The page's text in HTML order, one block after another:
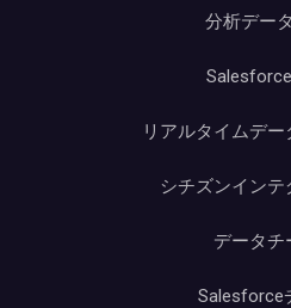
分析デー
リアルタイムデー
シチズンインテ
データチ
Salesforce